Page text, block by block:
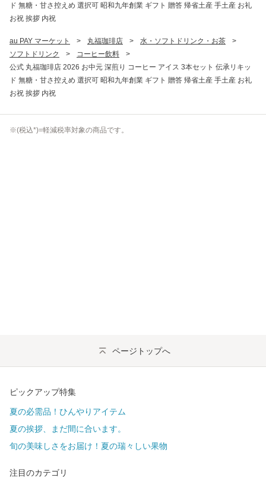
ド 無糖・甘さ控えめ 選択可 昭和九年創業 ギフト 贈答 帰省土産 手土産 お礼
お祝 挨拶 内祝
au PAY マーケット > 丸福珈琲店 > 水・ソフトドリンク・お茶
>
ソフトドリンク
> コーヒー飲料
>
公式 丸福珈琲店 2026 お中元 深煎り コーヒー アイス 3本セット 伝承リキッ
ド 無糖・甘さ控えめ 選択可 昭和九年創業 ギフト 贈答 帰省土産 手土産 お礼
お祝 挨拶 内祝
※(税込*)=軽減税率対象の商品です。
ページトップへ
ピックアップ特集
夏の必需品！ひんやりアイテム
夏の挨拶、まだ間に合います。
旬の美味しさをお届け！夏の瑞々しい果物
注目のカテゴリ